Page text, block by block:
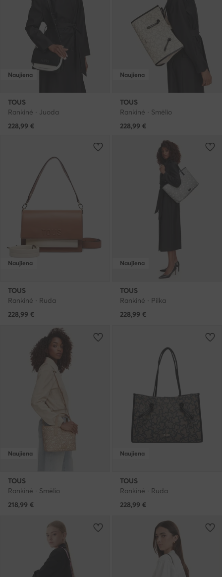
Naujiena
TOUS
Rankinė · Juoda
228,99 €
Naujiena
TOUS
Rankinė · Smėlio
228,99 €
Naujiena
TOUS
Rankinė · Ruda
228,99 €
Naujiena
TOUS
Rankinė · Pilka
228,99 €
Naujiena
TOUS
Rankinė · Smėlio
218,99 €
Naujiena
TOUS
Rankinė · Ruda
228,99 €